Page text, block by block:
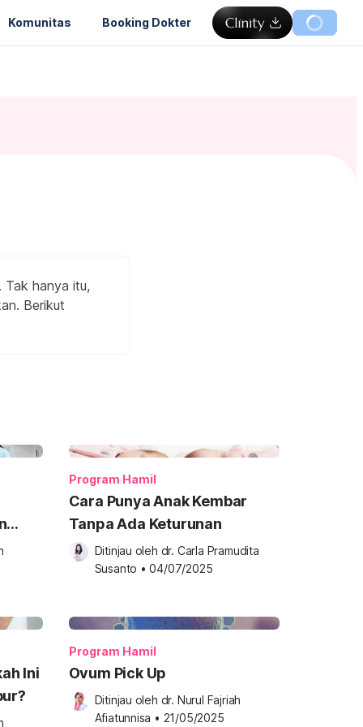
Komunitas Booking Dokter
Tak hanya itu,
Berikut
Program Hamil
Cara Punya Anak Kembar
Tanpa Ada Keturunan
Ditinjau oleh dr. Carla Pramudita
Susanto • 04/07/2025
Ini
Program Hamil
Ovum Pick Up
Ditinjau oleh dr. Nurul Fajriah
Afiatunnisa • 21/05/2025